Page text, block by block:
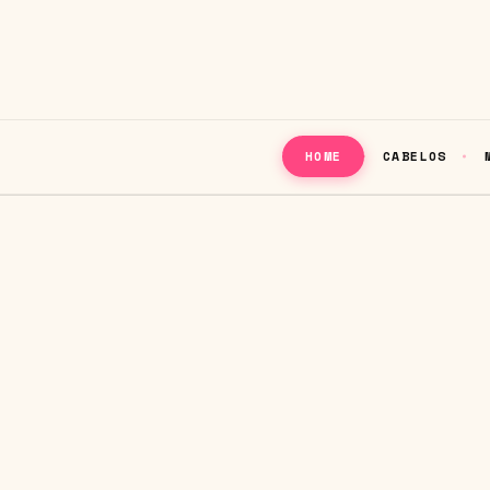
HOME CABELOS